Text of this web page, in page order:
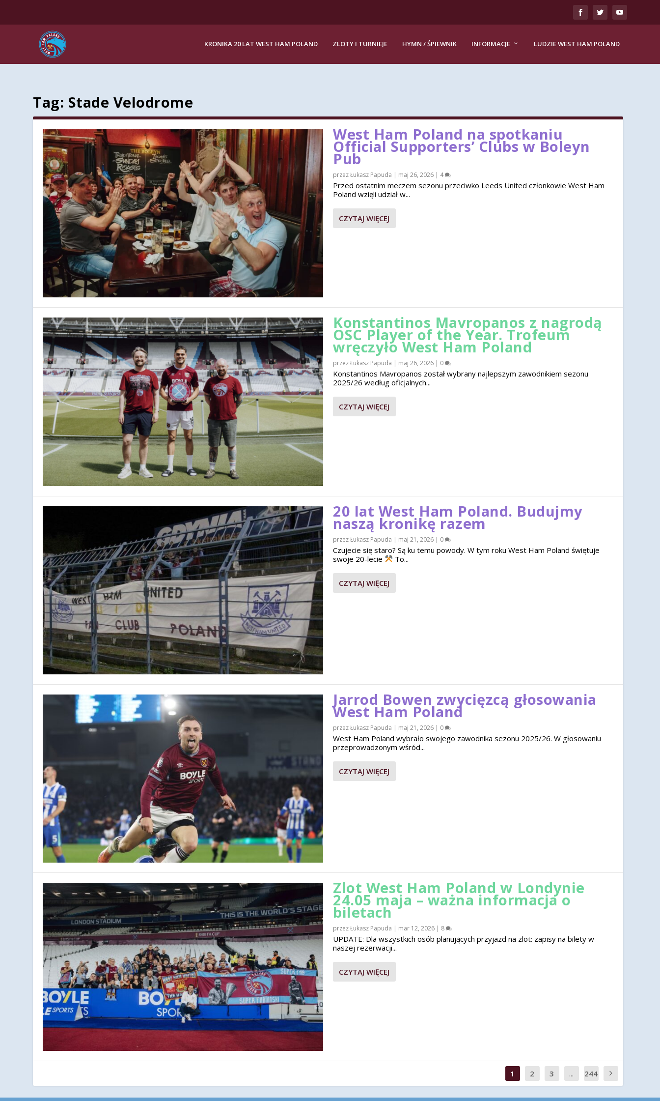
KRONIKA 20 LAT WEST HAM POLAND ZLOTY I TURNIEJE HYMN / ŚPIEWNIK INFORMACJE LUDZIE WEST HAM POLAND
Tag: Stade Velodrome
West Ham Poland na spotkaniu
Official Supporters’ Clubs w Boleyn
Pub
przezŁukasz Papuda | maj 26, 2026 | 4
Przed ostatnim meczem sezonu przeciwko Leeds United członkowie West Ham
Poland wzięli udział w...
CZYTAJ WIĘCEJ
Konstantinos Mavropanos z nagrodą
OSC Player of the Year. Trofeum
wręczyło West Ham Poland
przezŁukasz Papuda | maj 26, 2026 | 0
Konstantinos Mavropanos został wybrany najlepszym zawodnikiem sezonu
2025/26 według oficjalnych...
CZYTAJ WIĘCEJ
20 lat West Ham Poland. Budujmy
naszą kronikę razem
przezŁukasz Papuda | maj 21, 2026 | 0
Czujecie się staro? Są ku temu powody. W tym roku West Ham Poland świętuje
swoje 20-lecie
To...
CZYTAJ WIĘCEJ
Jarrod Bowen zwycięzcą głosowania
West Ham Poland
przezŁukasz Papuda | maj 21, 2026 | 0
West Ham Poland wybrało swojego zawodnika sezonu 2025/26. W głosowaniu
przeprowadzonym wśród...
CZYTAJ WIĘCEJ
Zlot West Ham Poland w Londynie
24.05 maja – ważna informacja o
biletach
przezŁukasz Papuda | mar 12, 2026 | 8
UPDATE: Dla wszystkich osób planujących przyjazd na zlot: zapisy na bilety w
naszej rezerwacji...
CZYTAJ WIĘCEJ
1 2 3 ...
244
0